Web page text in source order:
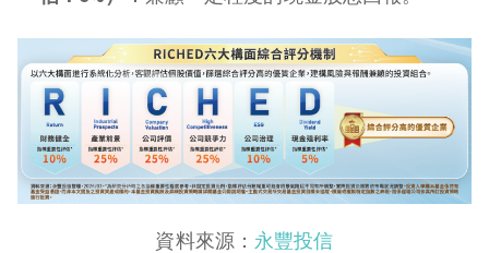
資料來源： 永豐投信